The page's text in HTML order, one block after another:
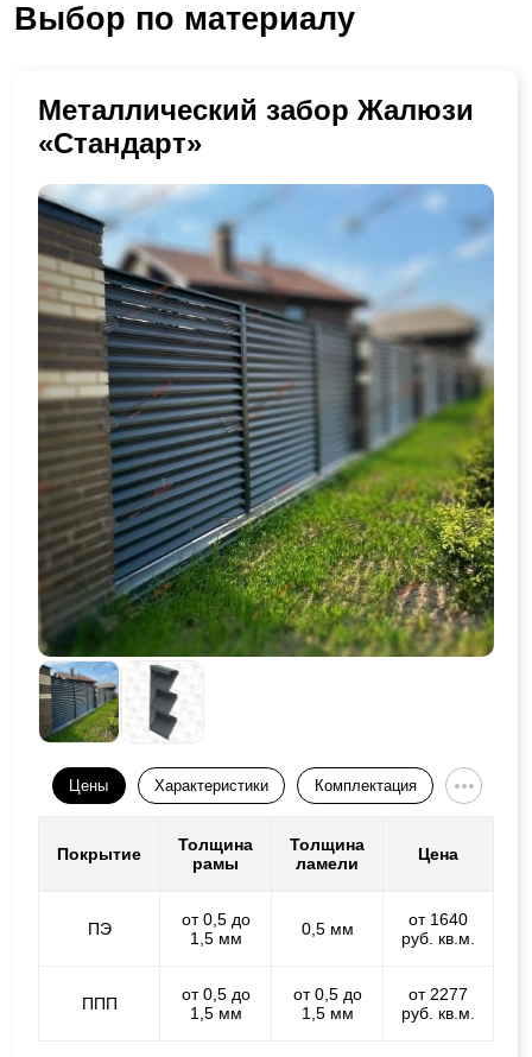
Выбор по материалу
Металлический забор Жалюзи
«Стандарт»
Цены Характеристики Комплектация
Покрытие
Толщина
рамы
Толщина
ламели
Цена
ПЭ
от 0,5 до
1,5 мм
0,5 мм
от 1640
руб. кв.м.
ППП
от 0,5 до
1,5 мм
от 0,5 до
1,5 мм
от 2277
руб. кв.м.